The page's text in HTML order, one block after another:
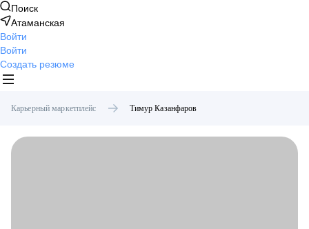
Поиск
Атаманская
Войти
Войти
Создать резюме
Карьерный маркетплейс Тимур Казанфаров